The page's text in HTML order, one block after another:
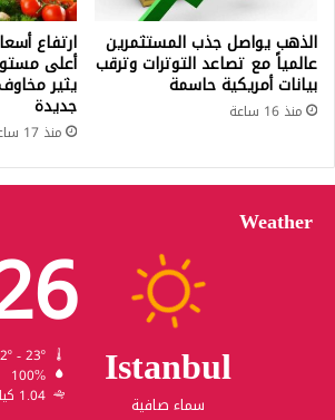
الذهب يواصل جذب المستثمرين
عالمياً مع تصاعد التوترات وترقب
بيانات أمريكية حاسمة
منذ 16 ساعة
ارتفاع
أعلى
يثير
جديدة
منذ 17 ساعة
Weather
Istanbul
سماء صافية
100%
1.04 كيلومتر/ساعة